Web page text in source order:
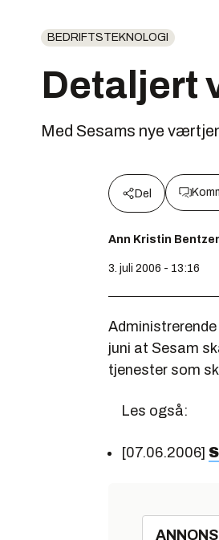
BEDRIFTSTEKNOLOGI
Detaljert
Med Sesams nye
Del
Ann Kristin
3. juli 2006 - 13:16
juni at Sesam
tjenester som
Les også:
[07.06.2006]